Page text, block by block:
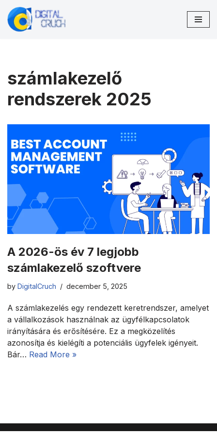
Skip
számlakezelő
rendszerek 2025
A 2026-ös év 7 legjobb
számlakezelő szoftvere
by DigitalCruch december 5, 2025
A számlakezelés egy rendezett keretrendszer, amelyet
a vállalkozások használnak az ügyfélkapcsolatok
irányítására és erősítésére. Ez a megközelítés
azonosítja és kielégíti a potenciális ügyfelek igényeit.
Bár… Read More »